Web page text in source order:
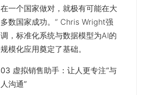
在一个国家做对，就极有可能在大
多数国家成功。” Chris Wright强
调，标准化系统与数据模型为AI的
规模化应用奠定了基础。
03 虚拟销售助手：让人更专注“与
人沟通”